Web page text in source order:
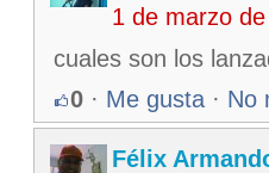
1 de marzo
cuales son los
0 · Me gusta · No
Félix